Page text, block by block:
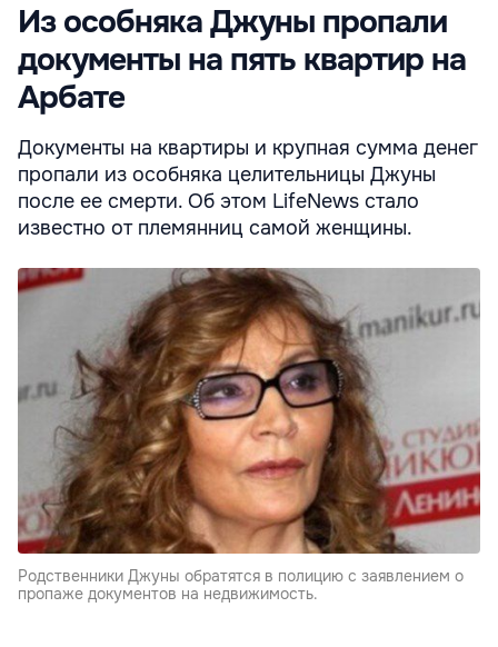
Из особняка Джуны пропали
документы на пять квартир на
Арбате
Документы на квартиры и крупная сумма денег
пропали из особняка целительницы Джуны
после ее смерти. Об этом LifeNews стало
известно от племянниц самой женщины.
Родственники Джуны обратятся в полицию с заявлением о
пропаже документов на недвижимость.